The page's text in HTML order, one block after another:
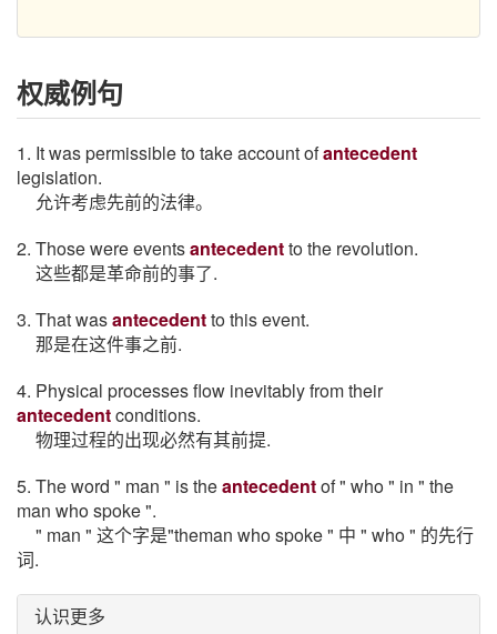
权威例句
1. It was permissible to take account ofantecedent
legislation.
允许考虑先前的法律。
2. Those were eventsantecedentto the revolution.
这些都是革命前的事了.
3. That wasantecedentto this event.
那是在这件事之前.
4. Physical processes flow inevitably from their
antecedentconditions.
物理过程的出现必然有其前提.
5. The word " man " is theantecedentof " who " in " the
man who spoke ".
" man " 这个字是"theman who spoke " 中 " who " 的先行
词.
认识更多